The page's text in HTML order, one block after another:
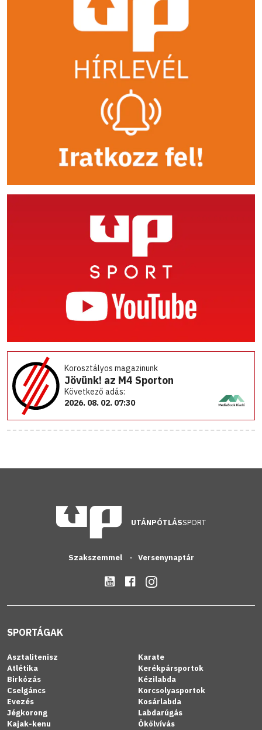
Korosztályos magazinunk
Jövünk! az M4 Sporton
Következő adás:
2026. 08. 02. 07:30
UTÁNPÓTLÁSSPORT
Szakszemmel Versenynaptár
SPORTÁGAK
Asztalitenisz
Atlétika
Birkózás
Cselgáncs
Evezés
Jégkorong
Kajak-kenu
Karate
Kerékpársportok
Kézilabda
Korcsolyasportok
Kosárlabda
Labdarúgás
Ökölvívás